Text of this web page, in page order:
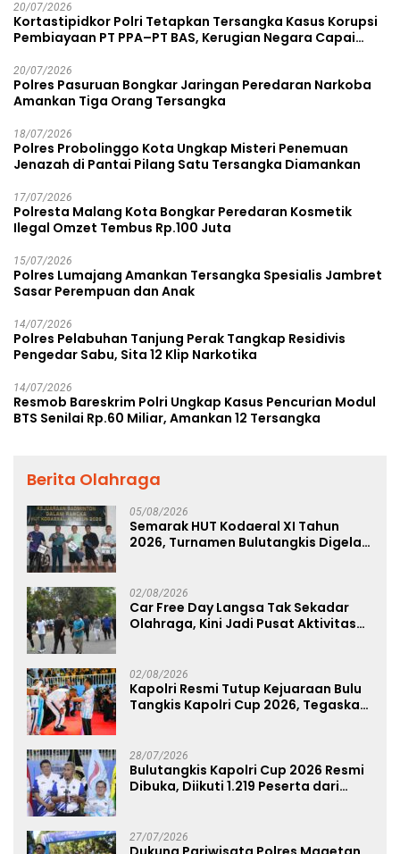
20/07/2026
Kortastipidkor Polri Tetapkan Tersangka Kasus Korupsi
Pembiayaan PT PPA–PT BAS, Kerugian Negara Capai
20/07/2026
Polres Pasuruan Bongkar Jaringan Peredaran Narkoba
Amankan Tiga Orang Tersangka
18/07/2026
Polres Probolinggo Kota Ungkap Misteri Penemuan
Jenazah di Pantai Pilang Satu Tersangka Diamankan
17/07/2026
Polresta Malang Kota Bongkar Peredaran Kosmetik
Ilegal Omzet Tembus Rp.100 Juta
15/07/2026
Polres Lumajang Amankan Tersangka Spesialis Jambret
Sasar Perempuan dan Anak
14/07/2026
Polres Pelabuhan Tanjung Perak Tangkap Residivis
Pengedar Sabu, Sita 12 Klip Narkotika
14/07/2026
Resmob Bareskrim Polri Ungkap Kasus Pencurian Modul
BTS Senilai Rp.60 Miliar, Amankan 12 Tersangka
Berita Olahraga
05/08/2026
Semarak HUT Kodaeral XI Tahun
2026, Turnamen Bulutangkis Digelar
02/08/2026
Car Free Day Langsa Tak Sekadar
Olahraga, Kini Jadi Pusat Aktivitas
02/08/2026
Kapolri Resmi Tutup Kejuaraan Bulu
Tangkis Kapolri Cup 2026, Tegaskan
28/07/2026
Bulutangkis Kapolri Cup 2026 Resmi
Dibuka, Diikuti 1.219 Peserta dari
27/07/2026